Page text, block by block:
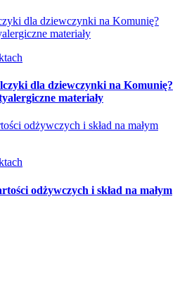
dla dziewczynki na Komunię?
materiały
dla dziewczynki na Komunię?
materiały
odżywczych i skład na małym
odżywczych i skład na małym